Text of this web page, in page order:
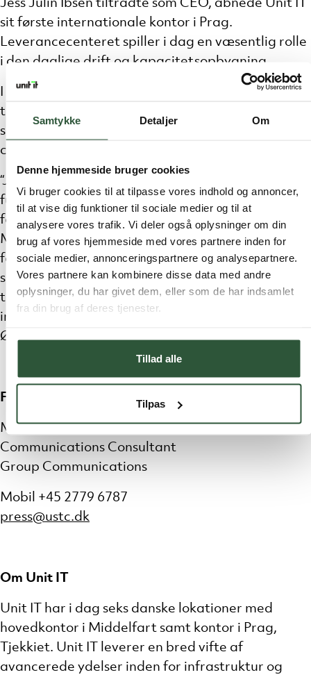
Samtykke Detaljer Om
Denne hjemmeside bruger cookies
Vi bruger cookies til at tilpasse vores indhold og annoncer,
til at vise dig funktioner til sociale medier og til at
analysere vores trafik. Vi deler også oplysninger om din
brug af vores hjemmeside med vores partnere inden for
sociale medier, annonceringspartnere og analysepartnere.
Vores partnere kan kombinere disse data med andre
oplysninger, du har givet dem, eller som de har indsamlet
fra din brug af deres tjenester.
Tillad alle
Tilpas
Jess Julin Ibsen tiltrådte som CEO, åbnede Unit IT
sit første internationale kontor i Prag.
Leverancecenteret spiller i dag en væsentlig rolle
i den daglige drift og kapacitetsopbygning.
I sin nye rolle skal Jess Julin Ibsen bl.a. være med
til at realisere synergier på tværs af USTCs
selskaber, særligt inden for IT-infrastruktur,
cybersikkerhed og AI.
“Jess har været afgørende for at styrke
fundamentet i Unit IT. Derfor er vi meget glade
for, at han fortsætter som strategisk rådgiver.
Med hans erfaring og dybe forståelse for både
forretning og teknologi får vi en vigtig
sparringspartner, som kan være med til at samle
trådene på tværs af USTC og støtte ledelsen i at
indfri det fulde potentiale i Unit IT”, siger Nina
Østergaard.
For yderligere information, kontakt gerne:
MADS INGEMANN BERNHARD
Communications Consultant
Group Communications
Mobil +45 2779 6787
press@ustc.dk
Om Unit IT
Unit IT har i dag seks danske lokationer med
hovedkontor i Middelfart samt kontor i Prag,
Tjekkiet. Unit IT leverer en bred vifte af
avancerede ydelser inden for infrastruktur og